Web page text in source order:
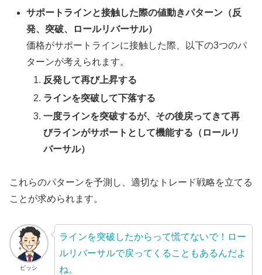
サポートラインと接触した際の値動きパターン（反
発、突破、ロールリバーサル）
価格がサポートラインに接触した際、以下の3つのパ
ターンが考えられます。
反発して再び上昇する
ラインを突破して下落する
一度ラインを突破するが、その後戻ってきて再
びラインがサポートとして機能する（ロールリ
バーサル）
これらのパターンを予測し、適切なトレード戦略を立てる
ことが求められます。
ビッシ
ラインを突破したからって慌てないで！ロー
ルリバーサルで戻ってくることもあるんだよ
ね。